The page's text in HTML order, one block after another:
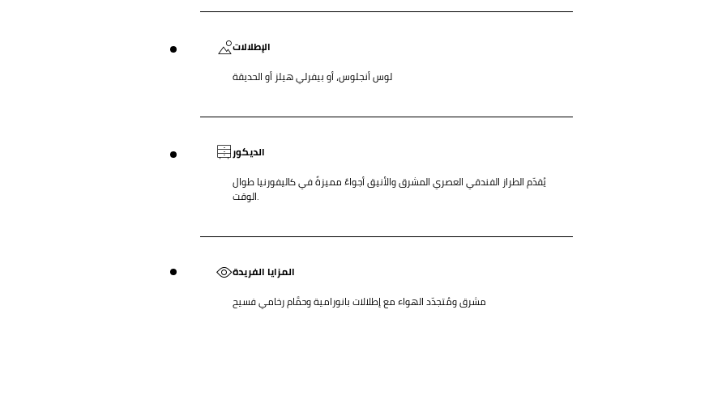
الإطلالات
لوس أنجلوس، أو بيفرلي هيلز أو الحديقة
الديكور
يُقدّم الطراز الفندقي العصري المشرق والأنيق أجواءً مميزةً في كاليفورنيا طوال
الوقت.
المزايا الفريدة
مشرق ومُتجدّد الهواء مع إطلالات بانورامية وحمَّام رخامي فسيح